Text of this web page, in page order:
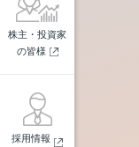
株主・投資家
の皆様
採用情報